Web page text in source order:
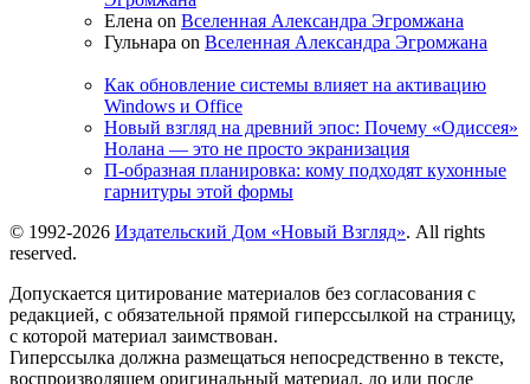
Елена on Вселенная Александра Эгромжана
Гульнара on Вселенная Александра Эгромжана
Как обновление системы влияет на активацию
Windows и Office
Новый взгляд на древний эпос: Почему «Одиссея»
Нолана — это не просто экранизация
П-образная планировка: кому подходят кухонные
гарнитуры этой формы
© 1992-2026 Издательский Дом «Новый Взгляд». All rights
reserved.
Допускается цитирование материалов без согласования с
редакцией, с обязательной прямой гиперссылкой на страницу,
с которой материал заимствован.
Гиперссылка должна размещаться непосредственно в тексте,
воспроизводящем оригинальный материал, до или после